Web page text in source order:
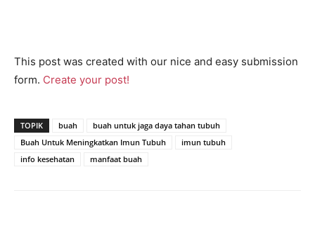
This post was created with our nice and easy submission
form. Create your post!
TOPIK buah
buah untuk jaga daya tahan tubuh
Buah Untuk Meningkatkan Imun Tubuh
imun tubuh
info kesehatan
manfaat buah